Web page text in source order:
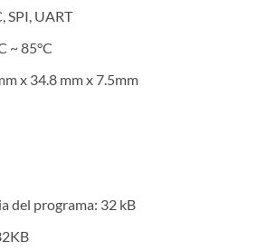
SPI, UART
~ 85°C
x 34.8 mm x 7.5mm
del programa: 32 kB